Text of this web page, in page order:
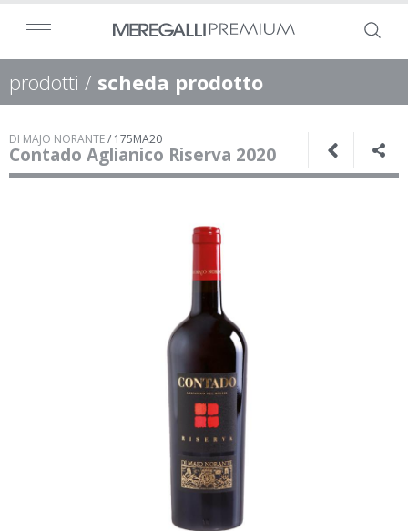
prodotti / scheda prodotto
DI MAJO NORANTE/ 175MA20
Contado Aglianico Riserva 2020